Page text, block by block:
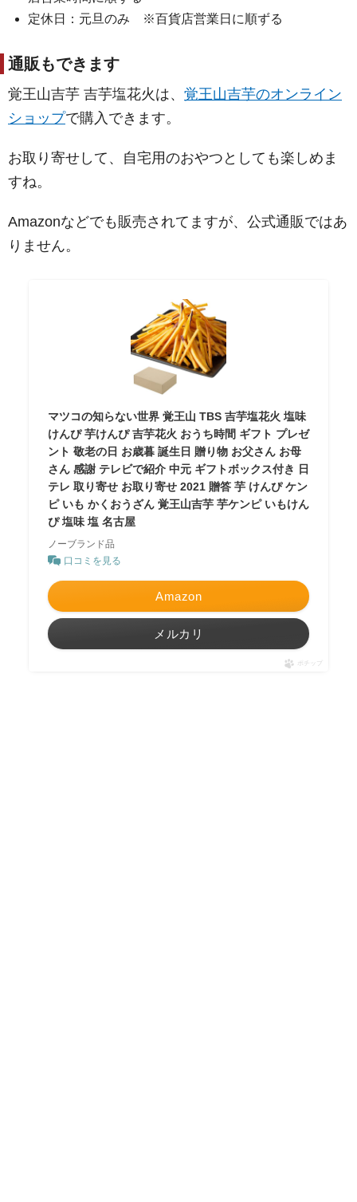
定休日：元旦のみ ※百貨店営業日に順ずる
通販もできます
覚王山吉芋 吉芋塩花火は、 覚王山吉芋のオンライン
ショップで購入できます。
お取り寄せして、自宅用のおやつとしても楽しめま
すね。
Amazonなどでも販売されてますが、公式通販ではあ
りません。
マツコの知らない世界 覚王山 TBS 吉芋塩花火 塩味
けんぴ 芋けんぴ 吉芋花火 おうち時間 ギフト プレゼ
ント 敬老の日 お歳暮 誕生日 贈り物 お父さん お母
さん 感謝 テレビで紹介 中元 ギフトボックス付き 日
テレ 取り寄せ お取り寄せ 2021 贈答 芋 けんぴ ケン
ピ いも かくおうざん 覚王山吉芋 芋ケンピ いもけん
ぴ 塩味 塩 名古屋
ノーブランド品
口コミを見る
Amazon
メルカリ
ポチップ